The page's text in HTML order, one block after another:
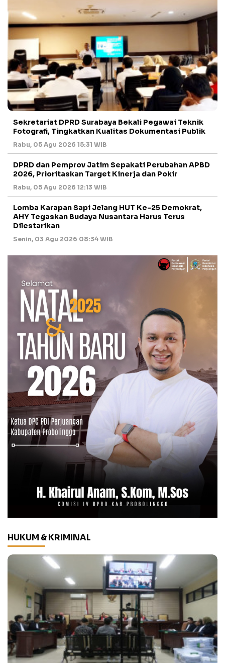
Sekretariat DPRD Surabaya Bekali Pegawai Teknik
Fotografi, Tingkatkan Kualitas Dokumentasi Publik
Rabu, 05 Agu 2026 15:31 WIB
DPRD dan Pemprov Jatim Sepakati Perubahan APBD
2026, Prioritaskan Target Kinerja dan Pokir
Rabu, 05 Agu 2026 12:13 WIB
Lomba Karapan Sapi Jelang HUT Ke-25 Demokrat,
AHY Tegaskan Budaya Nusantara Harus Terus
Dilestarikan
Senin, 03 Agu 2026 08:34 WIB
HUKUM & KRIMINAL